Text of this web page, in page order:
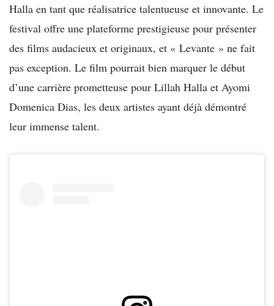
Halla en tant que réalisatrice talentueuse et innovante. Le
festival offre une plateforme prestigieuse pour présenter
des films audacieux et originaux, et « Levante » ne fait
pas exception. Le film pourrait bien marquer le début
d’une carrière prometteuse pour Lillah Halla et Ayomi
Domenica Dias, les deux artistes ayant déjà démontré
leur immense talent.